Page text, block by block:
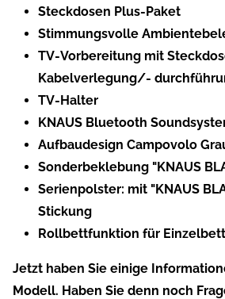
Steckdosen Plus-Paket
Stimmungsvolle
TV-Vorbereitung mit
Kabelverlegung/-
TV-Halter
KNAUS Bluetooth
Aufbaudesign Campovolo
Sonderbeklebung "KNAUS
Serienpolster: mit "KNAUS
Stickung
Rollbettfunktion für
Jetzt haben Sie einige
Modell. Haben Sie denn noch